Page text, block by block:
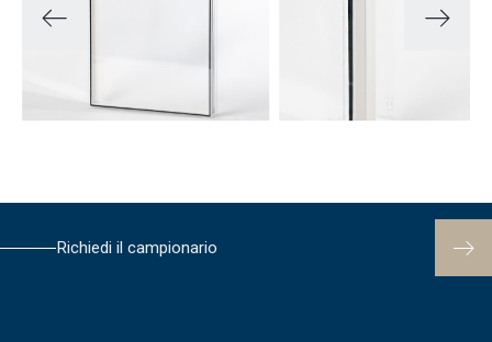
Richiedi il campionario